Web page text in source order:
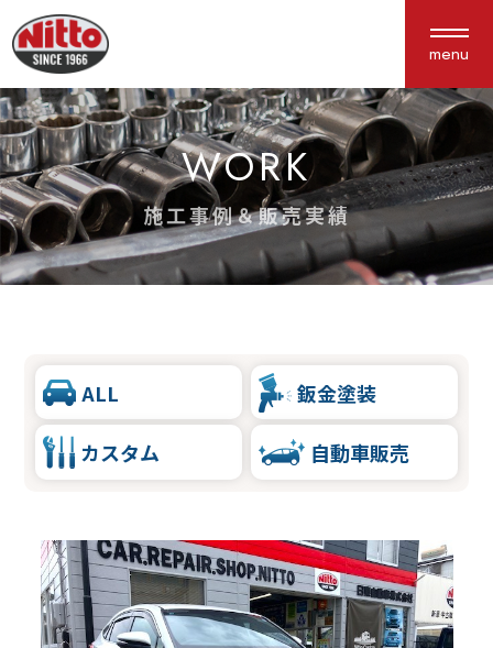
menu
About us
私たちについて
選ばれる理由
Service
サービス紹介
車検・点検
新車中古車販売
カスタム
Works Interview
Recruit
採用情報
WORK
施工事例＆販売実績
ALL 鈑金塗装
カスタム 自動車販売